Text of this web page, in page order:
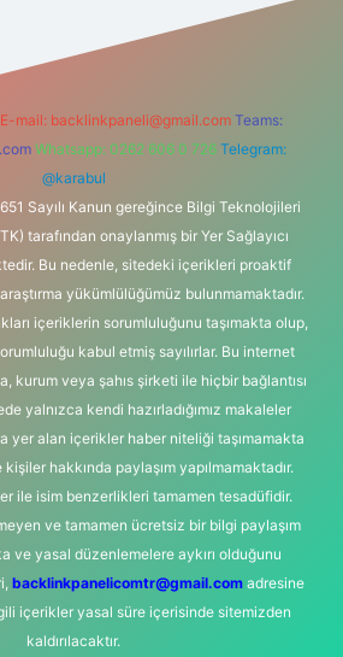
E-mail: backlinkpaneli@gmail.com Teams:
Whatsapp: 0262 606 0 726 Telegram:
@karabul
Sayılı Kanun gereğince Bilgi Teknolojileri
tarafından onaylanmış bir Yer Sağlayıcı
Bu nedenle, sitedeki içerikleri proaktif
yükümlülüğümüz bulunmamaktadır.
içeriklerin sorumluluğunu taşımakta olup,
kabul etmiş sayılırlar. Bu internet
kurum veya şahıs şirketi ile hiçbir bağlantısı
yalnızca kendi hazırladığımız makaleler
yer alan içerikler haber niteliği taşımamakta
hakkında paylaşım yapılmamaktadır.
ile isim benzerlikleri tamamen tesadüfidir.
ve tamamen ücretsiz bir bilgi paylaşım
ve yasal düzenlemelere aykırı olduğunu
backlinkpanelicomtr@gmail.comadresine
içerikler yasal süre içerisinde sitemizden
kaldırılacaktır.